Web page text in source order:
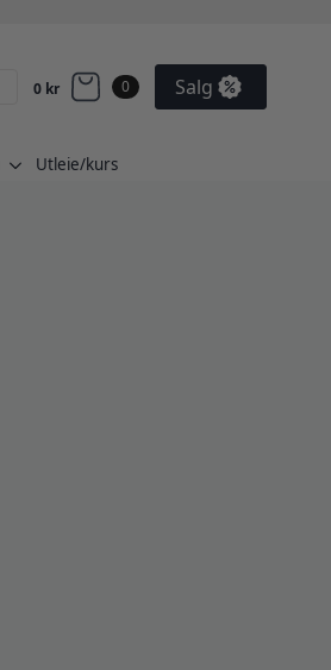
0 kr 0 Salg
Utleie/kurs